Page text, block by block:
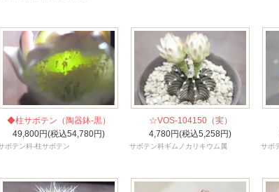
◆柱サボテン（陶器鉢-黒）
49,800円(税込54,780円)
ボテン科-柱サボテン
☆VOS-104150（実）
4,780円(税込5,258円)
サボテン科ギムノカリキウム属 サボ